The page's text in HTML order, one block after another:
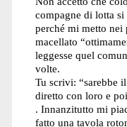
compagne di lotta si
perché mi metto nei
macellato
leggesse quel
volte.
Tu scrivi: “sarebbe
diretto con loro e
. Innanzitutto mi
fatto una tavola